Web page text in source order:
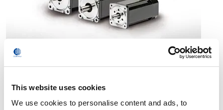
This website uses cookies
We use cookies to personalise content and ads, to
Eixos Externos